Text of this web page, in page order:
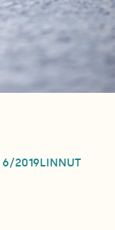
6/2019LINNUT